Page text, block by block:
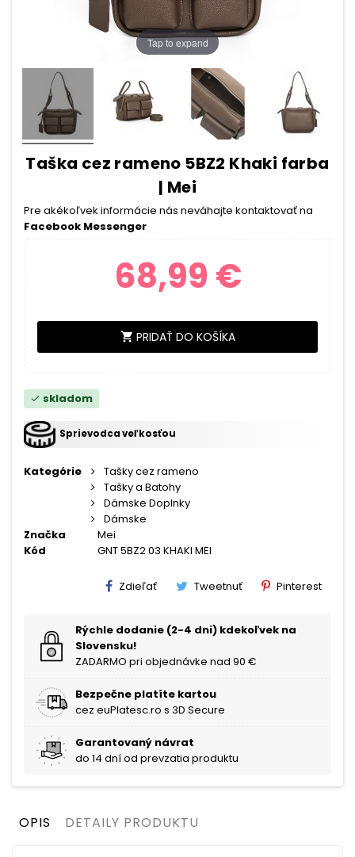
Tap to expand
Taška cez rameno 5BZ2 Khaki farba
| Mei
Pre akékoľvek informácie nás neváhajte kontaktovať na
Facebook Messenger
68,99 €
shopping_cart PRIDAŤ DO KOŠÍKA
check skladom
Sprievodca veľkosťou
Kategórie
Tašky cez rameno
Tašky a Batohy
Dámske Doplnky
Dámske
Značka
Mei
Kód
GNT 5BZ2 03 KHAKI MEI
Zdieľať Tweetnuť Pinterest
Rýchle dodanie (2-4 dni) kdekoľvek na
Slovensku!
ZADARMO pri objednávke nad 90 €
Bezpečne platíte kartou
cez euPlatesc.ro s 3D Secure
Garantovaný návrat
do 14 dní od prevzatia produktu
OPIS DETAILY PRODUKTU